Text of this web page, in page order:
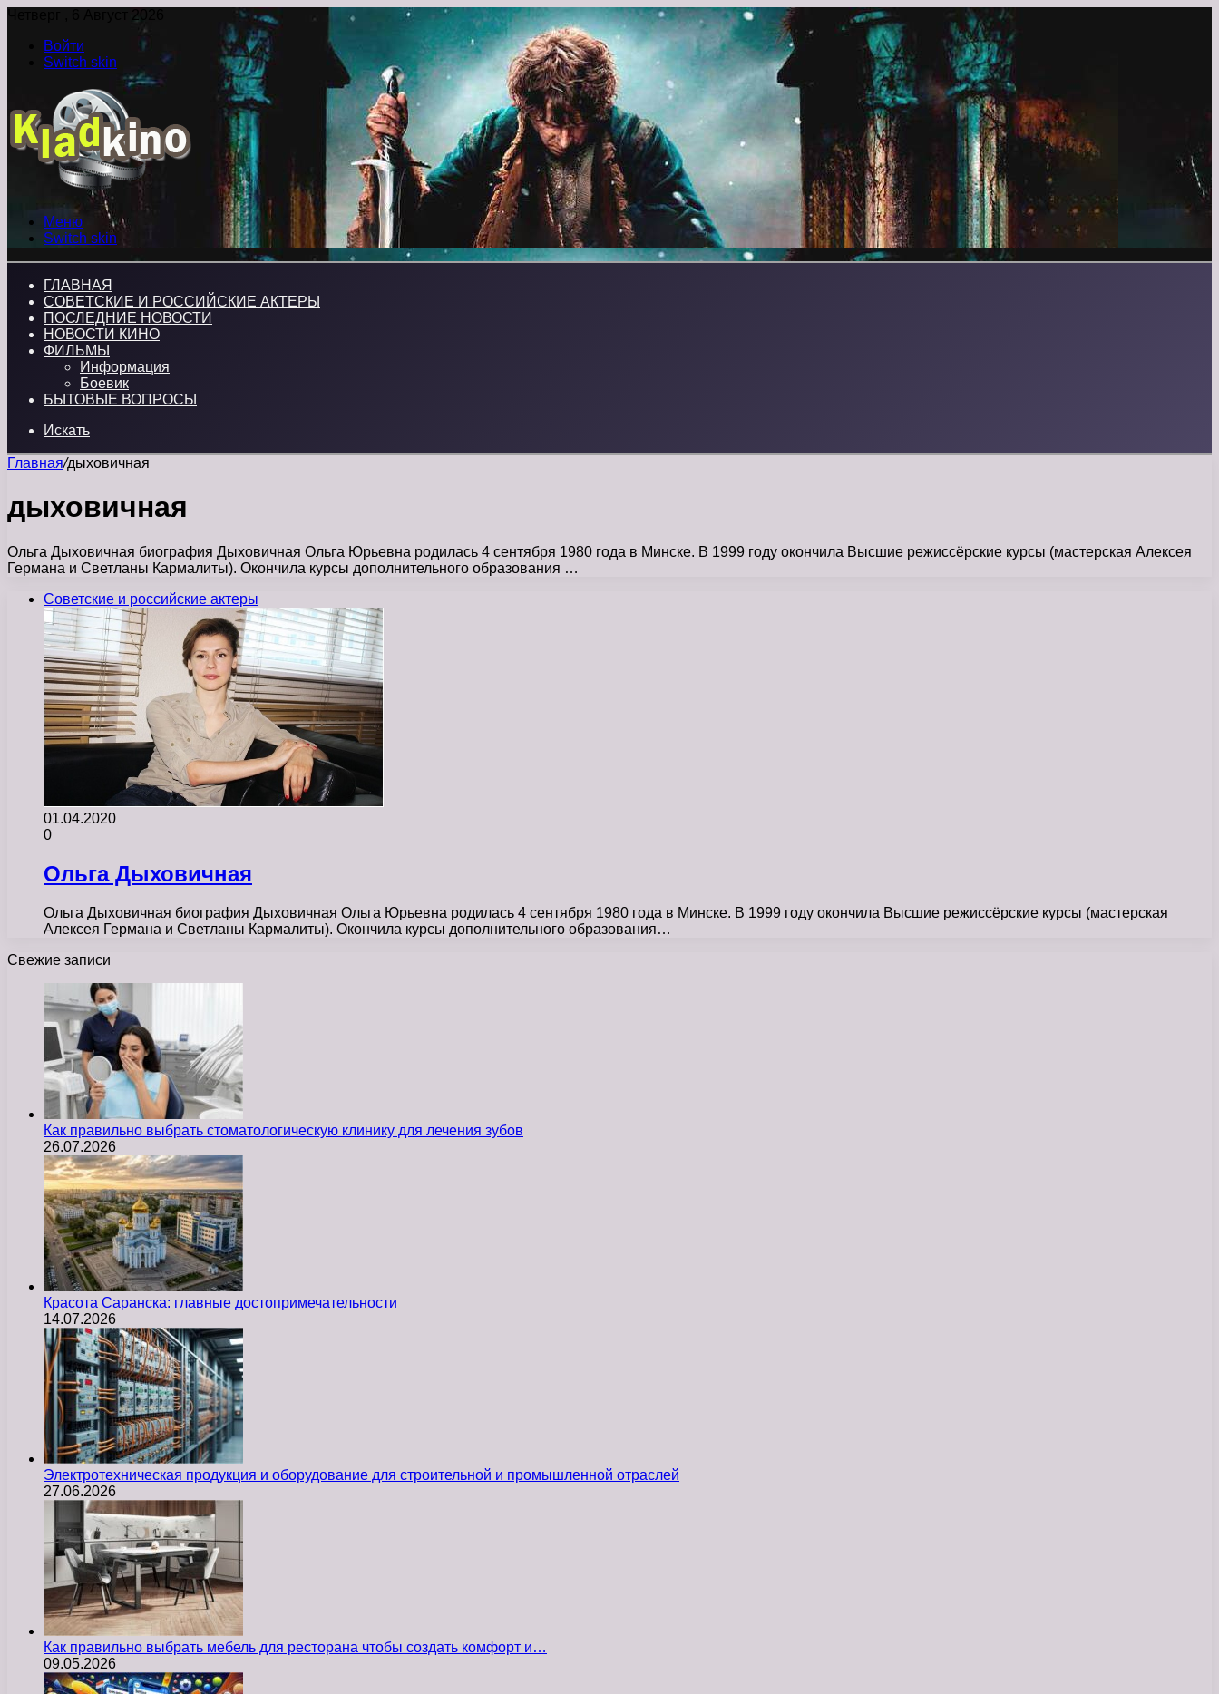
Четверг , 6 Август 2026
Войти
Switch skin
Меню
Switch skin
ГЛАВНАЯ
СОВЕТСКИЕ И РОССИЙСКИЕ АКТЕРЫ
ПОСЛЕДНИЕ НОВОСТИ
НОВОСТИ КИНО
ФИЛЬМЫ
Информация
Боевик
БЫТОВЫЕ ВОПРОСЫ
Искать
Главная/дыховичная
дыховичная
Ольга Дыховичная биография Дыховичная Ольга Юрьевна родилась 4 сентября 1980 года в Минске. В 1999 году окончила Высшие режиссёрские курсы (мастерская Алексея
Германа и Светланы Кармалиты). Окончила курсы дополнительного образования …
Советские и российские актеры
01.04.2020
0
Ольга Дыховичная
Ольга Дыховичная биография Дыховичная Ольга Юрьевна родилась 4 сентября 1980 года в Минске. В 1999 году окончила Высшие режиссёрские курсы (мастерская
Алексея Германа и Светланы Кармалиты). Окончила курсы дополнительного образования…
Свежие записи
Как правильно выбрать стоматологическую клинику для лечения зубов
26.07.2026
Красота Саранска: главные достопримечательности
14.07.2026
Электротехническая продукция и оборудование для строительной и промышленной отраслей
27.06.2026
Как правильно выбрать мебель для ресторана чтобы создать комфорт и…
09.05.2026